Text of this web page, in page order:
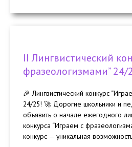
II Лингвистический
фразеологизмами” 24/
🎉 Лингвистический конкурс
24/25! 🚀 Дорогие школьники и
объявить о начале ежегодного
конкурса “Играем с
конкурс — уникальная